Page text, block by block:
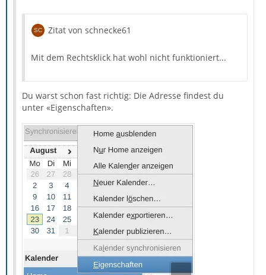
Zitat von schnecke61
Mit dem Rechtsklick hat wohl nicht funktioniert...
Du warst schon fast richtig: Die Adresse findest du
unter «Eigenschaften».